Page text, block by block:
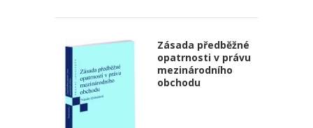
Zásada předběžné
opatrnosti v právu
mezinárodního
obchodu